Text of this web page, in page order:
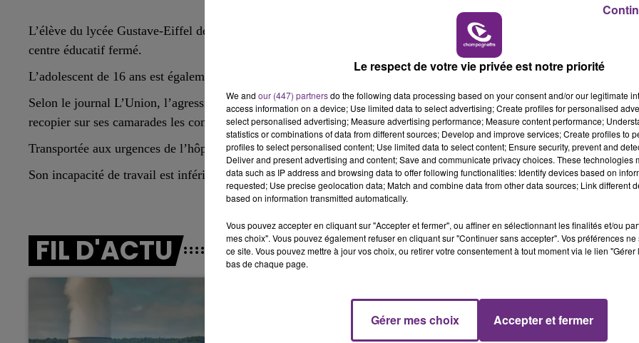
6h00 - 10h00
LA FAMILLE
10h00 - 14h00
LE TICKET DE CAISSE
L’élève du lycée Gustave-Eiffel de Reims, qui a frappé l’une de ses enseignantes, jeudi 7 décembre, a été placé en
centre éducatif fermé.
L’adolescent de 16 ans est également placé sous contrôle judiciaire.
Selon le journal L’Union, l’agression aurait commencé quand la professeure d’anglais a demandé à l’élève « de
recopier sur ses camarades les consignes d’un devoir ».
Transportée aux urgences de l’hôpital de Reims, l’enseignante a pu rentrer chez elle quelques heures plus tard.
Son incapacité de travail est inférieure à huit jours.
FIL D'ACTU
Le respect de votre vie privée est notre priorité
We and our (447) partnersdo the following data processing based on your consent and/or our legitimate
access information on a device; Use limited data to select advertising; Create profiles for personalised
select personalised advertising; Measure advertising performance; Measure content performance;
statistics or combinations of data from different sources; Develop and improve services; Create profiles to
profiles to select personalised content; Use limited data to select content; Ensure security, prevent and
Deliver and present advertising and content; Save and communicate privacy choices. These technologies
data such as IP address and browsing data to offer following functionalities: Identify devices based on
requested; Use precise geolocation data; Match and combine data from other data sources; Link different
based on information transmitted automatically.
Vous pouvez accepter en cliquant sur "Accepter et fermer", ou affiner en sélectionnant les finalités et/ou
mes choix". Vous pouvez également refuser en cliquant sur "Continuer sans accepter". Vos préférences
ce site. Vous pouvez mettre à jour vos choix, ou retirer votre consentement à tout moment via le lien
bas de chaque page.
Gérer mes choix Accepter et fermer